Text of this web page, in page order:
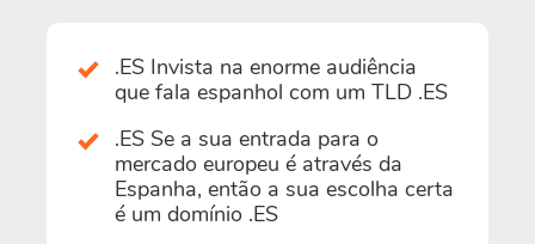
.ES Invista na enorme audiência
que fala espanhol com um TLD .ES
.ES Se a sua entrada para o
mercado europeu é através da
Espanha, então a sua escolha certa
é um domínio .ES